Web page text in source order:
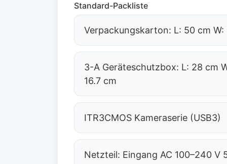
Standard-Packliste
Verpackungskarton: L: 50 cm
3-A Geräteschutzbox: L: 28 cm
16.7 cm
ITR3CMOS Kameraserie (USB3)
Netzteil: Eingang AC 100–240 V